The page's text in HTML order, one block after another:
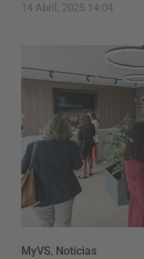
14 Abril, 2025 14:04
MyVS, Notícias